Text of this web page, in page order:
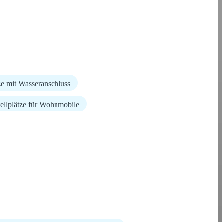
mit Wasseranschluss
für Wohnmobile